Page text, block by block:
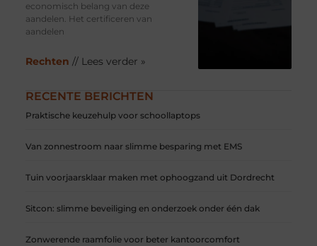
RECENTE BERICHTEN
Praktische keuzehulp voor schoollaptops
Van zonnestroom naar slimme besparing met EMS
Tuin voorjaarsklaar maken met ophoogzand uit Dordrecht
Sitcon: slimme beveiliging en onderzoek onder één dak
Zonwerende raamfolie voor beter kantoorcomfort
economisch belang van deze
aandelen. Het certificeren van
aandelen
Rechten // Lees verder »